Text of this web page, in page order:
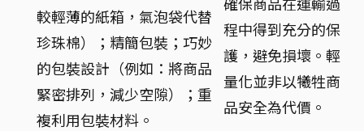
較輕薄的紙箱，氣泡袋代替
珍珠棉）；精簡包裝；巧妙
的包裝設計（例如：將商品
緊密排列，減少空隙）；重
複利用包裝材料。
程中得到充分的保
護，避免損壞。輕
量化並非以犧牲商
品安全為代價。